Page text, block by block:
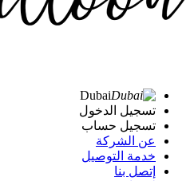
Dubai
تسجيل الدخول
تسجيل حساب
عن الشركة
خدمة التوصيل
إتصل بنا